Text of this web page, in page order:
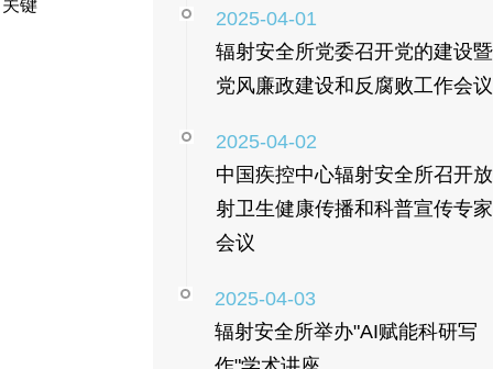
键
2025-04-01
辐射安全所党委召开党的建设暨
党风廉政建设和反腐败工作会议
2025-04-02
中国疾控中心辐射安全所召开放
射卫生健康传播和科普宣传专家
会议
2025-04-03
辐射安全所举办"AI赋能科研写